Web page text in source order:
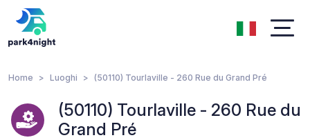
Home Luoghi (50110) Tourlaville - 260 Rue du Grand Pré
(50110) Tourlaville - 260 Rue du
Grand Pré